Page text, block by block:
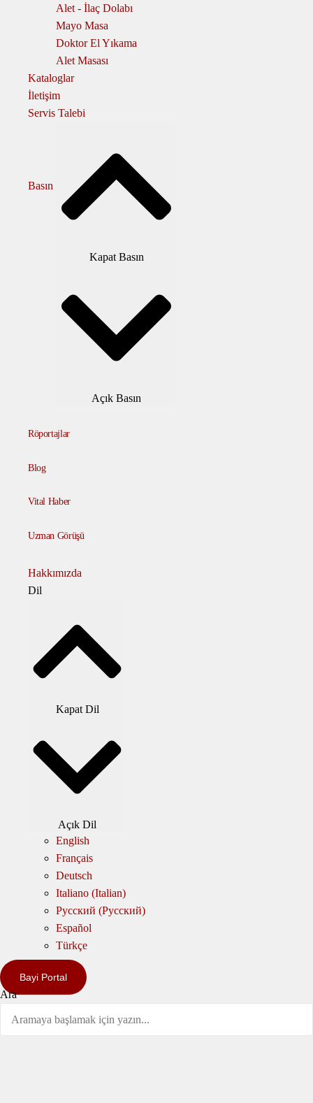
Alet - İlaç Dolabı
Mayo Masa
Doktor El Yıkama
Alet Masası
Kataloglar
İletişim
Servis Talebi
Basın
Kapat Basın
Açık Basın
Röportajlar
Blog
Vital Haber
Uzman Görüşü
Hakkımızda
Dil
Kapat Dil
Açık Dil
English
Français
Deutsch
Italiano (Italian)
Русский (Pусский)
Español
Türkçe
Bayi Portal
Ara